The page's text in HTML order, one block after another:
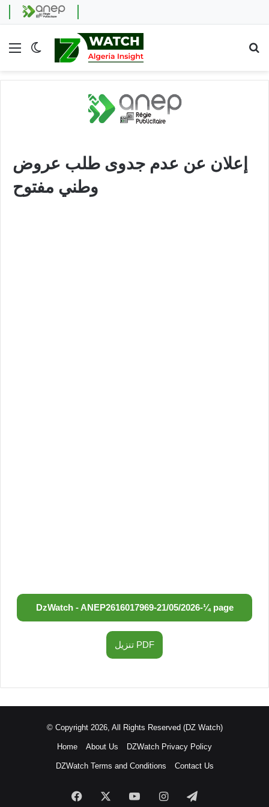
Menu Switch skin
إعلان عن عدم جدوى طلب عروض
وطني مفتوح
DzWatch - ANEP2616017969-21/05/2026-¼ page
تنزيل PDF
© Copyright 2026, All Rights Reserved (DZ Watch)
Home About Us DZWatch Privacy Policy
DZWatch Terms and Conditions Contact Us
Facebook YouTubeInstagramTelegram